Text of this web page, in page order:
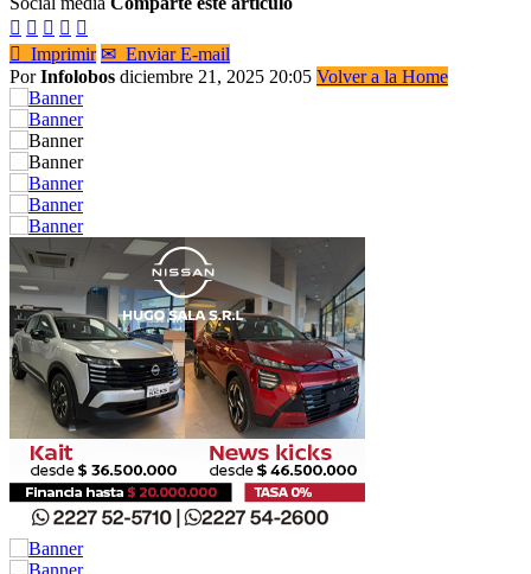
    
 Imprimir ✉ Enviar E-mail
PorInfolobos diciembre 21, 2025 20:05 Volver a la Home